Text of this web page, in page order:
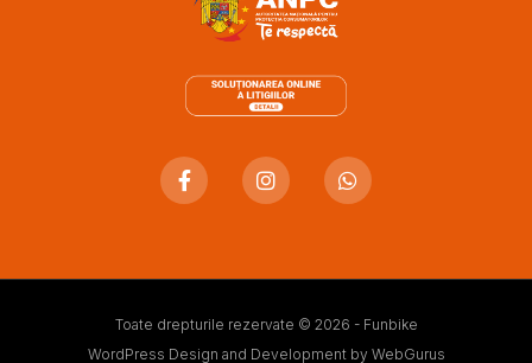
Toate drepturile rezervate © 2026 - Funbike
WordPress Design and Development by WebGurus